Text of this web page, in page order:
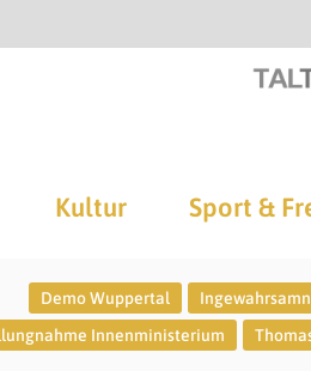
Kultur Sport &
Demo Wuppertal
Innenministerium